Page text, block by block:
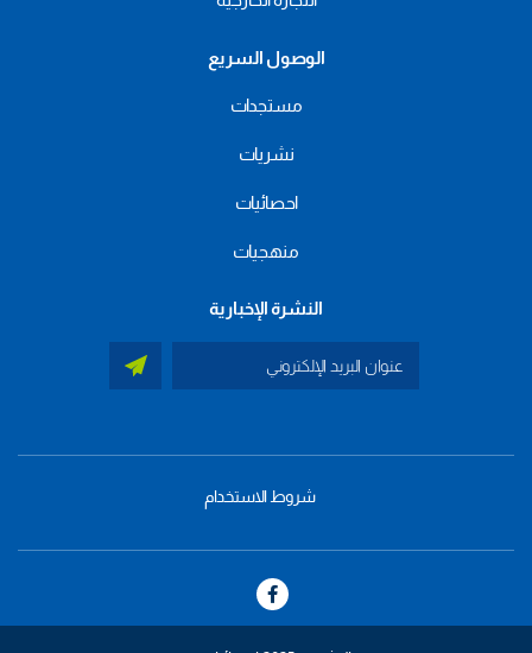
الوصول السريع
مستجدات
نشريات
احصائيات
منهجيات
النشرة الإخبارية
footer
شروط الاستخدام